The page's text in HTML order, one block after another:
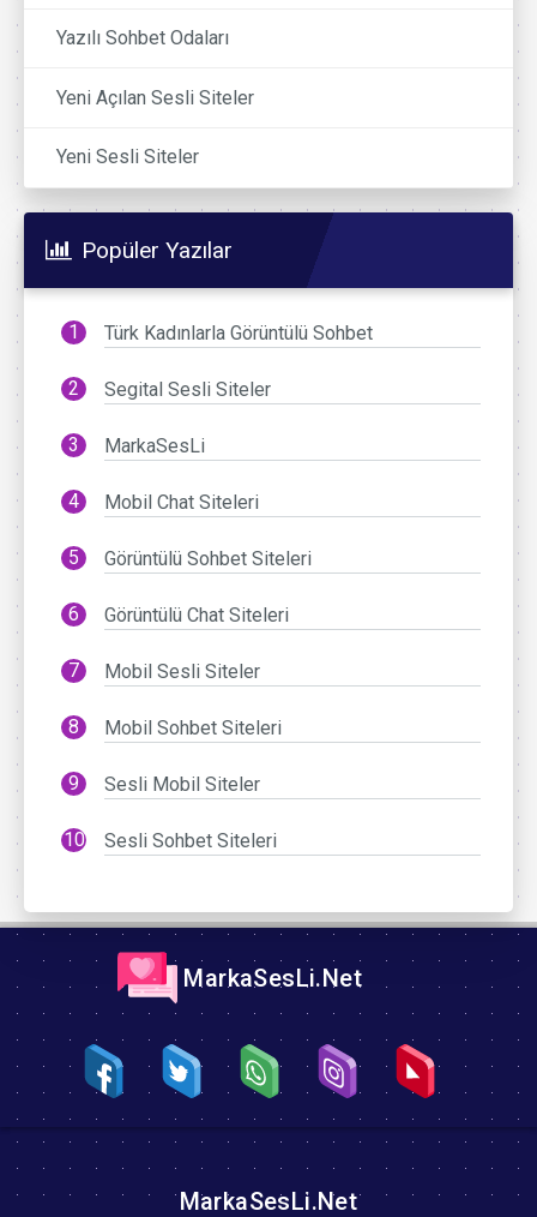
Yazılı Sohbet Odaları
Yeni Açılan Sesli Siteler
Yeni Sesli Siteler
Popüler Yazılar
Türk Kadınlarla Görüntülü Sohbet
Segital Sesli Siteler
MarkaSesLi
Mobil Chat Siteleri
Görüntülü Sohbet Siteleri
Görüntülü Chat Siteleri
Mobil Sesli Siteler
Mobil Sohbet Siteleri
Sesli Mobil Siteler
Sesli Sohbet Siteleri
MarkaSesLi.Net
MarkaSesLi.Net